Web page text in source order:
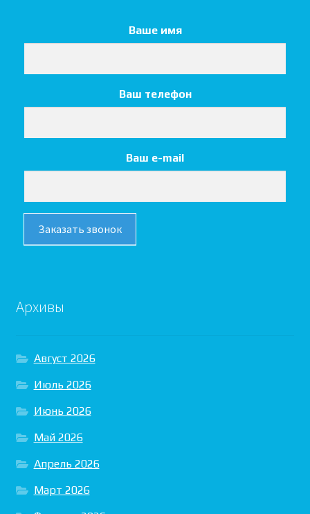
Ваше имя
Ваш телефон
Ваш e-mail
Заказать звонок
Архивы
Август 2026
Июль 2026
Июнь 2026
Май 2026
Апрель 2026
Март 2026